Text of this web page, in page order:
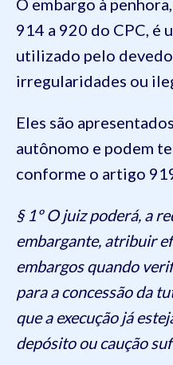
O embargo à
914 a 920 do CPC, é
utilizado pelo
irregularidades ou
Eles são
autônomo e podem
conforme o artigo
§ 1º O juiz poderá, a
embargante, atribuir
embargos quando
para a concessão da
que a execução já
depósito ou caução